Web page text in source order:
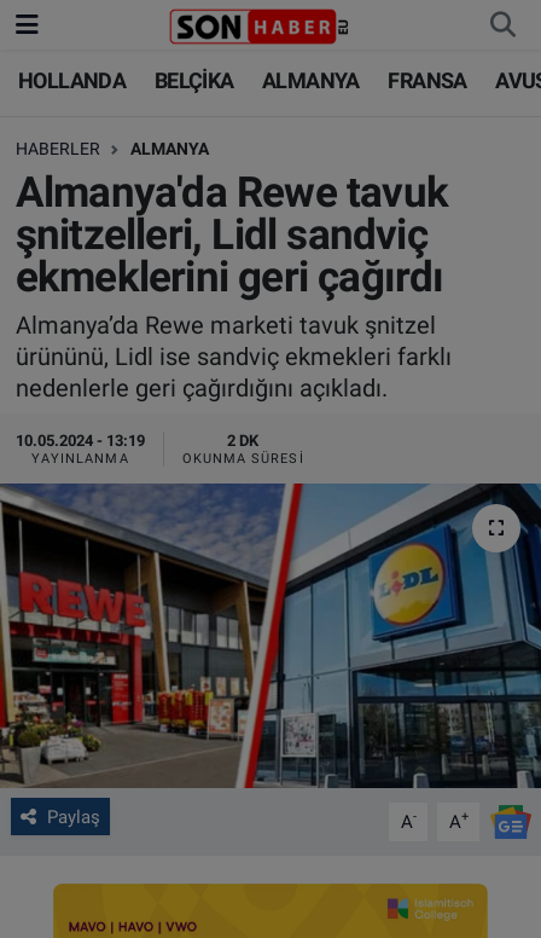
HOLLANDA BELÇİKA ALMANYA FRANSA
HABERLER ALMANYA
Almanya'da Rewe tavuk
şnitzelleri, Lidl sandviç
ekmeklerini geri çağırdı
Almanya’da Rewe marketi tavuk şnitzel
ürününü, Lidl ise sandviç ekmekleri farklı
nedenlerle geri çağırdığını açıkladı.
10.05.2024 - 13:19
YAYINLANMA
2 DK
OKUNMA SÜRESI
Paylaş A- A+
HOLLANDA
BELÇİKA
ALMANYA
FRANSA
AVUSTURYA
SAĞLIK - YAŞAM
BİLİM-TEKNOLOJİ
HOLLANDA
BELÇİKA
ALMANYA
TÜRKİYE
DÜNYA
BİLİM-TEKNOLOJİ
SAĞLIK
FOTO GALERİ
VIDEO GALERİ
ALGEMENE VOORWAARDEN
CONTACT
Çerez Politikası
Nöbetçi Eczaneler
Hava Durumu
Trafik Durumu
Süper Lig Puan Durumu ve Fikstür
Tüm Manşetler
Son Dakika Haberleri
Haber Arşivi